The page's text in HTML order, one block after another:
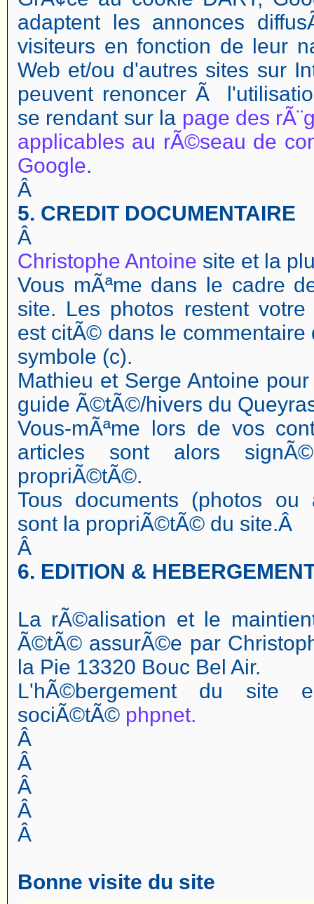
adaptent les annonces
visiteurs en fonction de leur
Web et/ou d'autres sites sur
peuvent renoncer Ã
se rendant sur la page des
applicables au rÃ©seau de
Google.
Â
5. CREDIT DOCUMENTAIRE
Â
Christophe Antoine site et la
Vous mÃªme dans le cadre
site. Les photos restent
est citÃ© dans le commentaire
symbole (c).
Mathieu et Serge Antoine
guide Ã©tÃ©/hivers du
Vous-mÃªme lors de vos
articles sont alors
propriÃ©tÃ©.
Tous documents (photos
sont la propriÃ©tÃ© du site.Â
Â
6. EDITION &
La rÃ©alisation et le
Ã©tÃ© assurÃ©e par
la Pie 13320 Bouc Bel Air.
L'hÃ©bergement du site
sociÃ©tÃ© phpnet.
Â
Â
Â
Â
Â
Bonne visite du site